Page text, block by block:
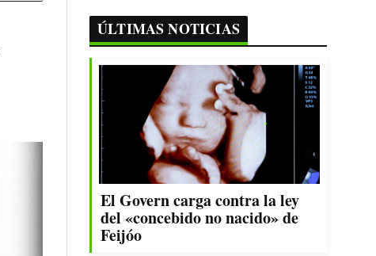
ÚLTIMAS NOTICIAS
El Govern carga contra la ley
del «concebido no nacido» de
Feijóo